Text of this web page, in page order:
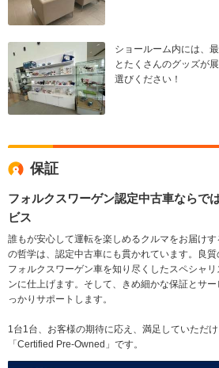
ショールーム内には、
とたくさんのグッズが
選びください！
保証
フォルクスワーゲン認定中古車ならで
ビス
誰もが安心して運転を楽しめるクルマをお届け
の哲学は、認定中古車にも貫かれています。良質
フォルクスワーゲン車を知り尽くしたスペシャ
ンに仕上げます。そして、きめ細かな保証とサ
っかりサポートします。
1台1台、お客様の期待に応え、満足していただけ
「Certified Pre-Owned」です。